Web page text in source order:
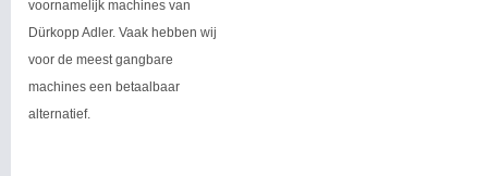
voornamelijk machines van
Dürkopp Adler. Vaak hebben wij
voor de meest gangbare
machines een betaalbaar
alternatief.